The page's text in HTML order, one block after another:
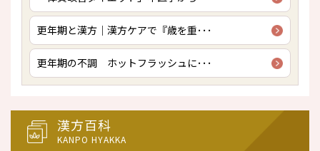
更年期と漢方｜漢方ケアで『歳を重･･･
更年期の不調 ホットフラッシュに･･･
漢方百科
KANPO HYAKKA